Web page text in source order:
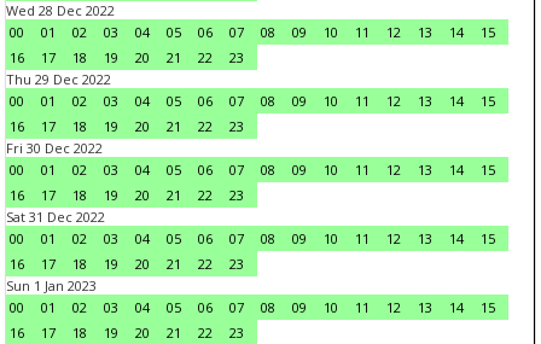
Wed 28 Dec 2022
00
01 02 03 04 05 06 07 08 09 10 11 12 13 14
15
16
17 18 19 20 21 22
23
Thu 29 Dec 2022
00
01 02 03 04 05 06 07 08 09 10 11 12 13 14
15
16
17 18 19 20 21 22
23
Fri 30 Dec 2022
00
01 02 03 04 05 06 07 08 09 10 11 12 13 14
15
16
17 18 19 20 21 22
23
Sat 31 Dec 2022
00
01 02 03 04 05 06 07 08 09 10 11 12 13 14
15
16
17 18 19 20 21 22
23
Sun 1 Jan 2023
00
01 02 03 04 05 06 07 08 09 10 11 12 13 14
15
16
17 18 19 20 21 22
23